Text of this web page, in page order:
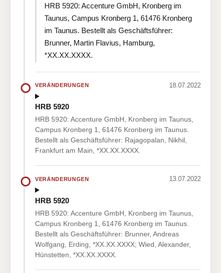
HRB 5920: Accenture GmbH, Kronberg im
Taunus, Campus Kronberg 1, 61476 Kronberg
im Taunus. Bestellt als Geschäftsführer:
Brunner, Martin Flavius, Hamburg,
*XX.XX.XXXX.
VERÄNDERUNGEN 18.07.2022
HRB 5920
HRB 5920: Accenture GmbH, Kronberg im Taunus,
Campus Kronberg 1, 61476 Kronberg im Taunus.
Bestellt als Geschäftsführer: Rajagopalan, Nikhil,
Frankfurt am Main, *XX.XX.XXXX.
VERÄNDERUNGEN 13.07.2022
HRB 5920
HRB 5920: Accenture GmbH, Kronberg im Taunus,
Campus Kronberg 1, 61476 Kronberg im Taunus.
Bestellt als Geschäftsführer: Brunner, Andreas
Wolfgang, Erding, *XX.XX.XXXX; Wied, Alexander,
Hünstetten, *XX.XX.XXXX.